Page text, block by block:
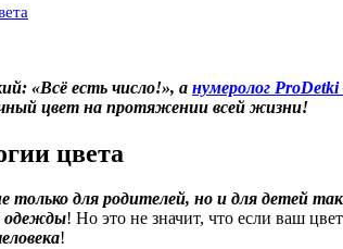
«Всё есть число!», а нумеролог
цвет на протяжении всей жизни!
цвета
только для родителей, но и для детей
одежды! Но это не значит, что если ваш
!